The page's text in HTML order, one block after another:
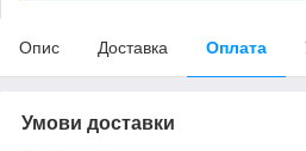
Опис Доставка Оплата
Умови доставки